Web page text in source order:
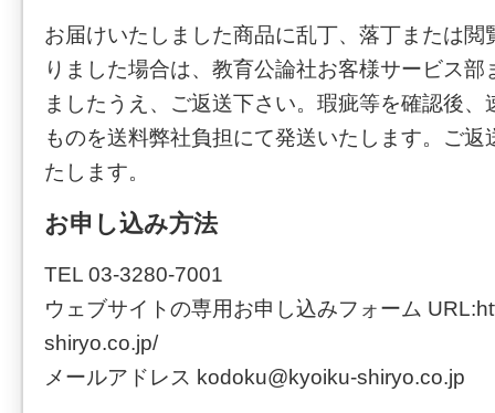
お届けいたしました商品に乱丁、落丁または閲
りました場合は、教育公論社お客様サービス
ましたうえ、ご返送下さい。瑕疵等を確認後、
ものを送料弊社負担にて発送いたします。ご返
たします。
お申し込み方法
TEL 03-3280-7001
ウェブサイトの専用お申し込みフォーム
shiryo.co.jp/
メールアドレス kodoku@kyoiku-shiryo.co.jp